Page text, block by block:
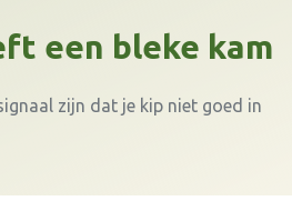
een bleke kam
zijn dat je kip niet goed in